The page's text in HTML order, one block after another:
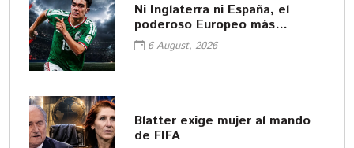
Ni Inglaterra ni España, el
poderoso Europeo más
interesado en Gil Mora
6 August, 2026
Blatter exige mujer al mando
de FIFA